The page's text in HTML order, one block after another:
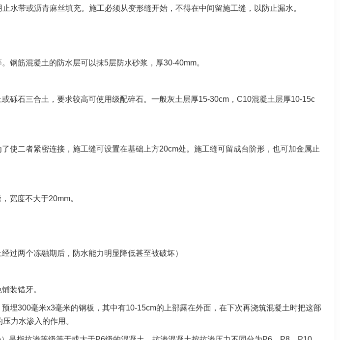
止水带或沥青麻丝填充。施工必须从变形缝开始，不得在中间留施工缝，以防止漏水。
钢筋混凝土的防水层可以抹5层防水砂浆，厚30-40mm。
砾石三合土，要求较高可使用级配碎石。一般灰土层厚15-30cm，C10混凝土层厚10-15c
使二者紧密连接，施工缝可设置在基础上方20cm处。施工缝可留成台阶形，也可加金属止
宽度不大于20mm。
过两个冻融期后，防水能力明显降低甚至被破坏）
装错牙。
埋300毫米x3毫米的钢板，其中有10-15cm的上部露在外面，在下次再浇筑混凝土时把这部
力水渗入的作用。